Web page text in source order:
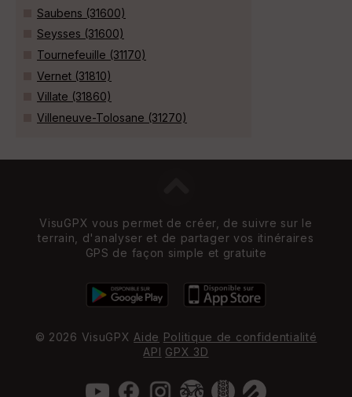
Saubens (31600)
Seysses (31600)
Tournefeuille (31170)
Vernet (31810)
Villate (31860)
Villeneuve-Tolosane (31270)
VisuGPX vous permet de créer, de suivre sur le
terrain, d'analyser et de partager vos itinéraires
GPS de façon simple et gratuite
© 2026 VisuGPX Aide Politique de confidentialité
API GPX 3D